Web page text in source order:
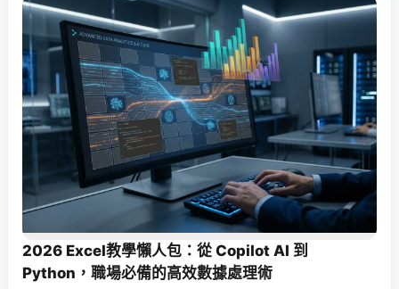
2026 Excel教學懶人包：從 Copilot AI 到
Python，職場必備的高效數據處理術